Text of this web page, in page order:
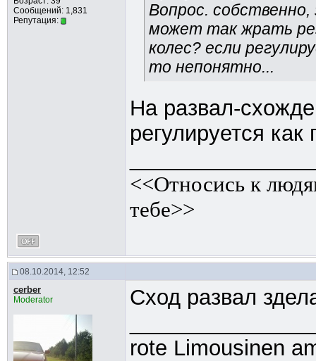
Сообщений: 1,831
Репутация:
Вопрос.
может так жрать
колес? если
то непонятно...
На развал-
регулируется
<<Относись к
тебе>>
08.10.2014, 12:52
cerber
Moderator
Сход развал
rote Limousinen